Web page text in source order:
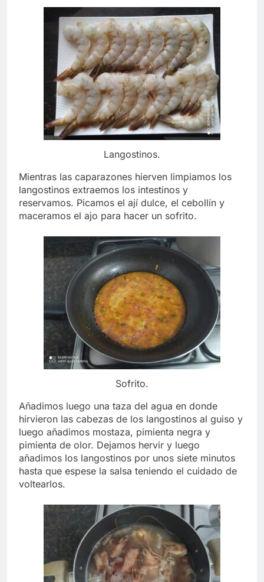
Langostinos.
Mientras las caparazones hierven limpiamos los
langostinos extraemos los intestinos y
reservamos. Picamos el ají dulce, el cebollín y
maceramos el ajo para hacer un sofrito.
Sofrito.
Añadimos luego una taza del agua en donde
hirvieron las cabezas de los langostinos al guiso y
luego añadimos mostaza, pimienta negra y
pimienta de olor. Dejamos hervir y luego
añadimos los langostinos por unos siete minutos
hasta que espese la salsa teniendo el cuidado de
voltearlos.